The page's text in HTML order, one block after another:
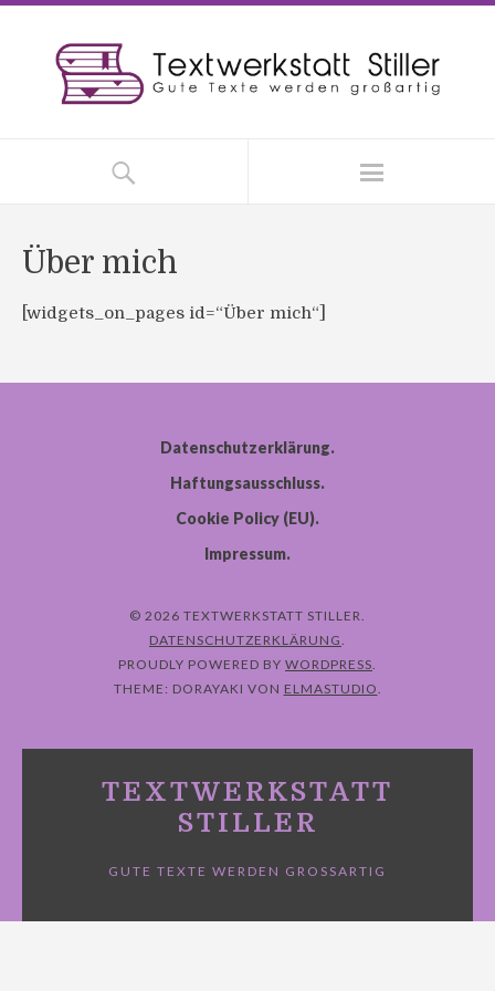
Über mich
[widgets_on_pages id=“Über mich“]
Datenschutzerklärung
Haftungsausschluss
Cookie Policy (EU)
Impressum
© 2026 TEXTWERKSTATT STILLER
DATENSCHUTZERKLÄRUNG
PROUDLY POWERED BY WORDPRESS
THEME: DORAYAKI VON ELMASTUDIO
TEXTWERKSTATT
STILLER
GUTE TEXTE WERDEN GROSSARTIG